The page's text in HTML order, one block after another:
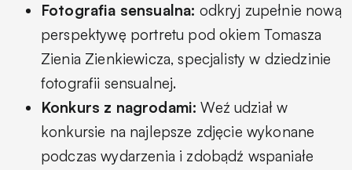
Fotografia sensualna: odkryj zupełnie nową
perspektywę portretu pod okiem Tomasza
Zienia Zienkiewicza, specjalisty w dziedzinie
fotografii sensualnej.
Konkurs z nagrodami: Weź udział w
konkursie na najlepsze zdjęcie wykonane
podczas wydarzenia i zdobądź wspaniałe